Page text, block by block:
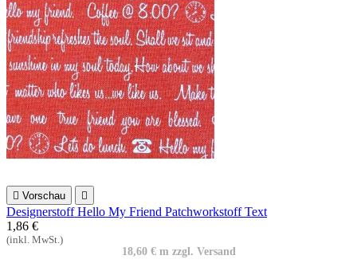
 Vorschau 
Designerstoff Hello My Friend Patchworkstoff Text
1,86 €
(inkl. MwSt.)
18,60 € m zzgl. Versand